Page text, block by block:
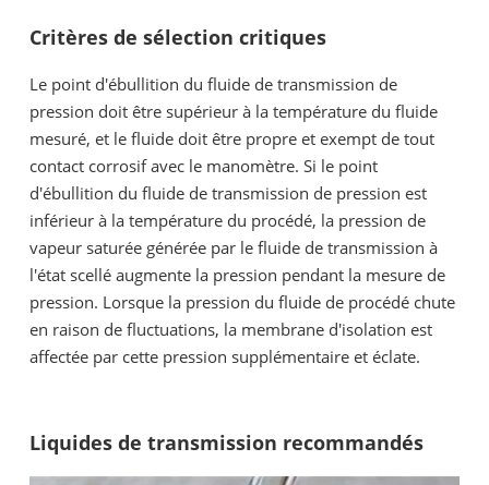
Critères de sélection critiques
Le point d'ébullition du fluide de transmission de
pression doit être supérieur à la température du fluide
mesuré, et le fluide doit être propre et exempt de tout
contact corrosif avec le manomètre. Si le point
d'ébullition du fluide de transmission de pression est
inférieur à la température du procédé, la pression de
vapeur saturée générée par le fluide de transmission à
l'état scellé augmente la pression pendant la mesure de
pression. Lorsque la pression du fluide de procédé chute
en raison de fluctuations, la membrane d'isolation est
affectée par cette pression supplémentaire et éclate.
Liquides de transmission recommandés